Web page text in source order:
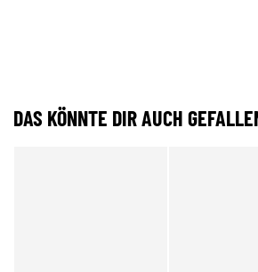
DAS KÖNNTE DIR AUCH